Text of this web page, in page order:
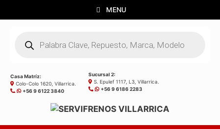
al
MENU
productos
Casa Matríz:
Colo-Colo 1620, Villarrica.
+56 9 6122 3840
Sucursal 2:
S. Epulef 1117, L3, Villarrica.
+56 9 6186 2283